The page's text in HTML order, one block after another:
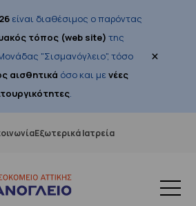
είναι διαθέσιμος ο παρόντας
τόπος (web site) της
"Σισμανόγλειο", τόσο
αισθητικά όσο και μενέες
.
×
Εξωτερικά Ιατρεία